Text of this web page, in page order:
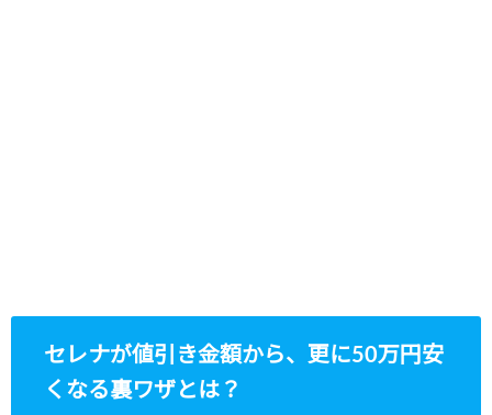
セレナが値引き金額から、更に50万円安
くなる裏ワザとは？